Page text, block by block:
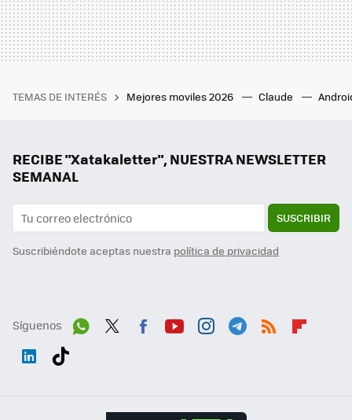
TEMAS DE INTERÉS Mejores moviles 2026 Claude
RECIBE "Xatakaletter", NUESTRA NEWSLETTER
SEMANAL
SUSCRIBIR
Suscribiéndote aceptas nuestra política de privacidad
Síguenos